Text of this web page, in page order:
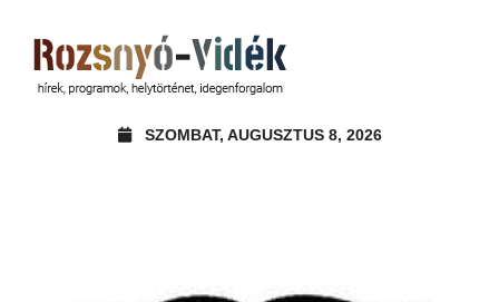
SZOMBAT, AUGUSZTUS 8, 2026